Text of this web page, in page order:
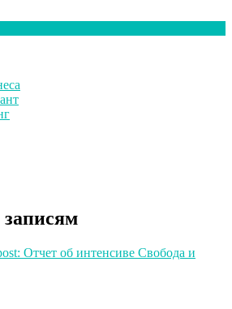
Отчет об интенсиве Свобода и